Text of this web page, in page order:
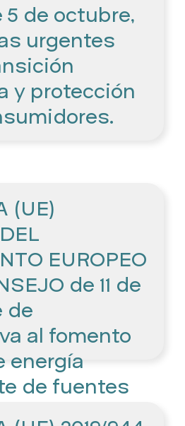
5 de octubre,
urgentes
y protección
(UE)
EUROPEO
de 11 de
de
al fomento
energía
de fuentes